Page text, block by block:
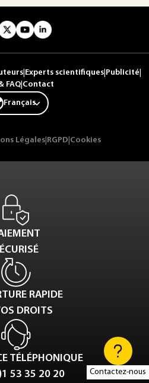
Contactez-nous
Experts scientifiques Publicité
FAQ| Contact
Français
Légales RGPD Cookies
RAPIDE
DROITS
TÉLÉPHONIQUE
53 35 20 20